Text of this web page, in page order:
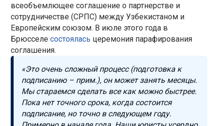
всеобъемлющее соглашение о партнерстве и
сотрудничестве (СРПС) между Узбекистаном и
Европейским союзом. В июле этого года в
Брюсселесостоялась церемония парафирования
соглашения.
«Это очень сложный процесс (подготовка к
подписанию – прим.), он может занять месяцы.
Мы стараемся сделать все как можно быстрее.
Пока нет точного срока, когда состоится
подписание, но точно в следующем году.